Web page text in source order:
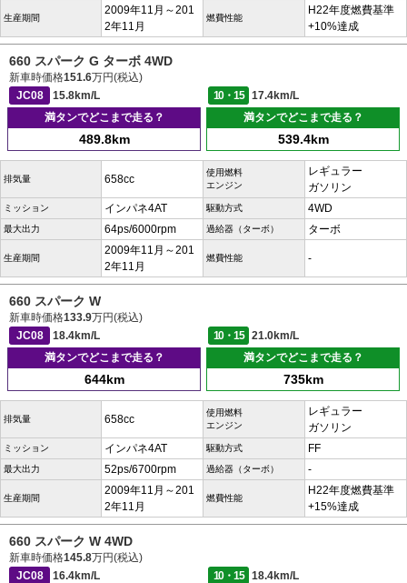
生産期間
2009年11月～201
2年11月
燃費性能
H22年度燃費基準
+10%達成
660 スパーク G ターボ 4WD
新車時価格151.6万円(税込)
JC08
15.8km/L 10・15
17.4km/L
満タンでどこまで走る？
489.8km
満タンでどこまで走る？
539.4km
排気量 658cc
使用燃料
エンジン
レギュラー
ガソリン
ミッション インパネ4AT 駆動方式 4WD
最大出力 64ps/6000rpm 過給器（ターボ） ターボ
生産期間
2009年11月～201
2年11月
燃費性能 -
660 スパーク W
新車時価格133.9万円(税込)
JC08
18.4km/L 10・15
21.0km/L
満タンでどこまで走る？
644km
満タンでどこまで走る？
735km
排気量 658cc
使用燃料
エンジン
レギュラー
ガソリン
ミッション インパネ4AT 駆動方式 FF
最大出力 52ps/6700rpm 過給器（ターボ） -
生産期間
2009年11月～201
2年11月
燃費性能
H22年度燃費基準
+15%達成
660 スパーク W 4WD
新車時価格145.8万円(税込)
JC08
16.4km/L 10・15 18.4km/L